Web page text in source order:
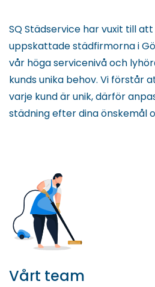
SQ Städservice har vuxit till
uppskattade städfirmorna i
vår höga servicenivå och
kunds unika behov. Vi förstår
varje kund är unik, därför
städning efter dina önskemål
Vårt team